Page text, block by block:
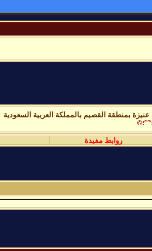
بمنطقة القصيم بالمملكة العربية السعودية
روابط مفيدة